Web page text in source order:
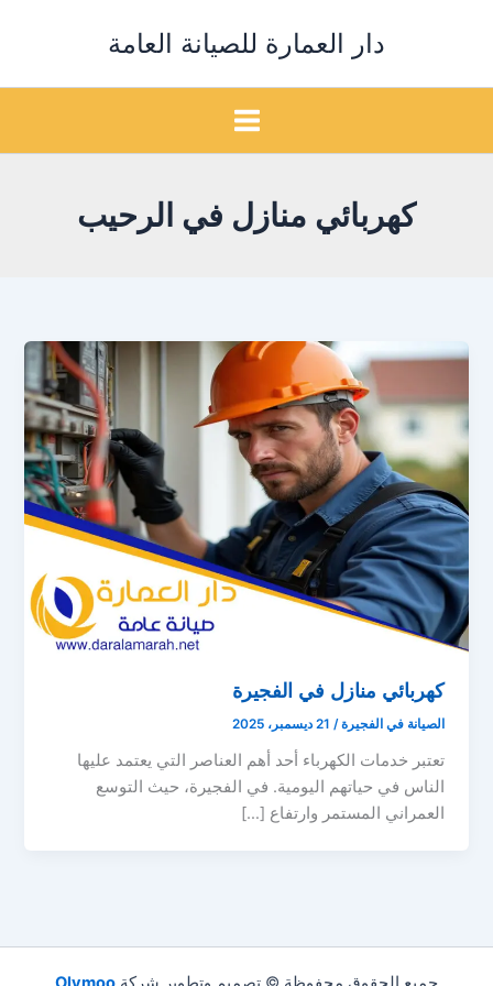
دار العمارة للصيانة العامة
كهربائي منازل في الرحيب
كهربائي منازل في الفجيرة
الصيانة في الفجيرة/ 21 ديسمبر، 2025
تعتبر خدمات الكهرباء أحد أهم العناصر التي يعتمد عليها
الناس في حياتهم اليومية. في الفجيرة، حيث التوسع
العمراني المستمر وارتفاع […]